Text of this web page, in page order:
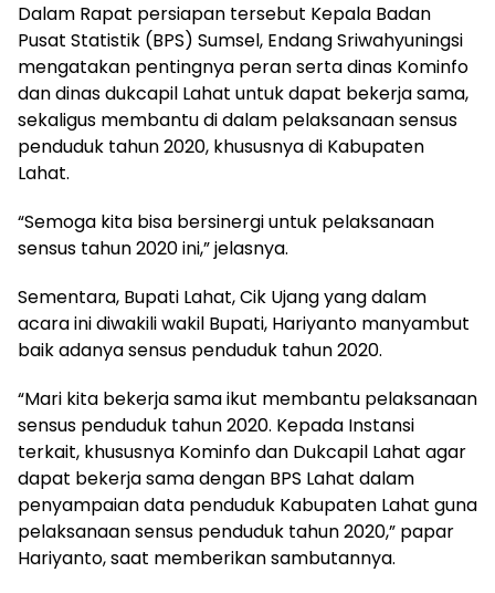
Dalam Rapat persiapan tersebut Kepala Badan
Pusat Statistik (BPS) Sumsel, Endang Sriwahyuningsi
mengatakan pentingnya peran serta dinas Kominfo
dan dinas dukcapil Lahat untuk dapat bekerja sama,
sekaligus membantu di dalam pelaksanaan sensus
penduduk tahun 2020, khususnya di Kabupaten
Lahat.
“Semoga kita bisa bersinergi untuk pelaksanaan
sensus tahun 2020 ini,” jelasnya.
Sementara, Bupati Lahat, Cik Ujang yang dalam
acara ini diwakili wakil Bupati, Hariyanto manyambut
baik adanya sensus penduduk tahun 2020.
“Mari kita bekerja sama ikut membantu pelaksanaan
sensus penduduk tahun 2020. Kepada Instansi
terkait, khususnya Kominfo dan Dukcapil Lahat agar
dapat bekerja sama dengan BPS Lahat dalam
penyampaian data penduduk Kabupaten Lahat guna
pelaksanaan sensus penduduk tahun 2020,” papar
Hariyanto, saat memberikan sambutannya.